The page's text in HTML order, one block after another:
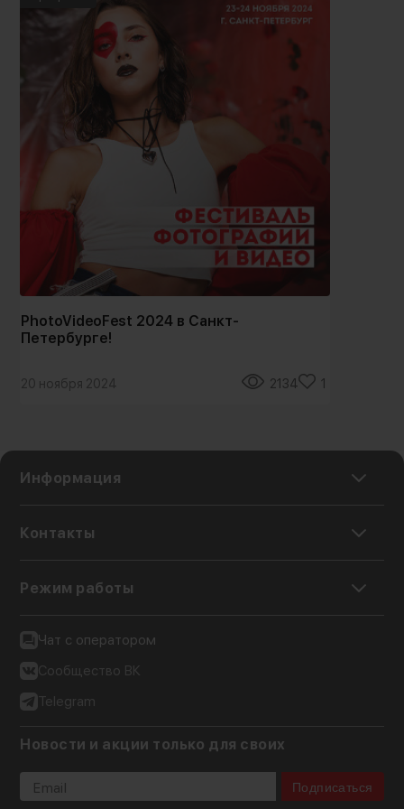
PhotoVideoFest 2024 в Санкт-
Петербурге!
20 ноября 2024 2134 1
Информация
Контакты
Режим работы
Чат с оператором
Сообщество ВК
Telegram
Новости и акции только для своих
Подписаться